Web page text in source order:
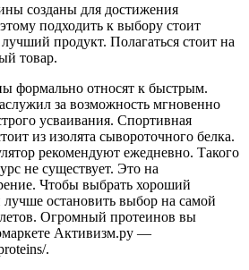
созданы для достижения
подходить к выбору стоит
лучший продукт. Полагаться стоит на
товар.
формально относят к быстрым.
за возможность мгновенно
усваивания. Спортивная
из изолята сывороточного белка.
рекомендуют ежедневно. Такого
не существует. Это на
Чтобы выбрать хороший
остановить выбор на самой
Огромный протеинов вы
Активизм.ру —
.